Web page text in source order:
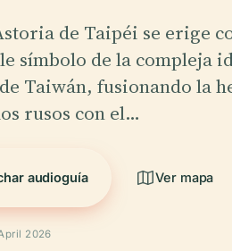
de Taipéi se erige
símbolo de la compleja
Taiwán, fusionando la
rusos con el…
audioguía Ver mapa
2026